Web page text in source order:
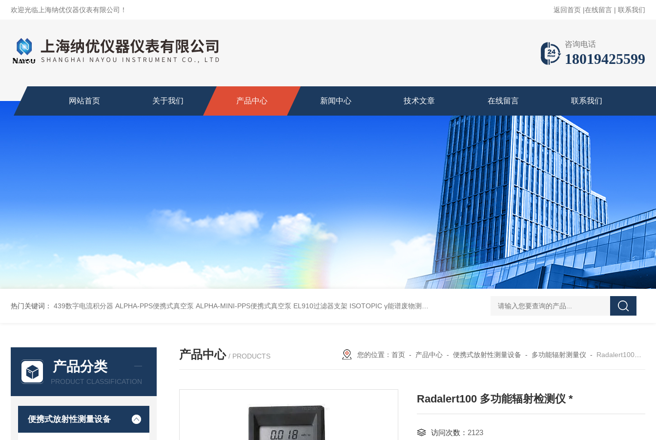
欢迎光临上海纳优仪器仪表有限公司！ 返回首页 |在线留言 | 联系我们
咨询电话
18019425599
网站首页 关于我们 产品中心 新闻中心 技术文章 在线留言 联系我们
热门关键词： 439数字电流积分器 ALPHA-PPS便携式真空泵 ALPHA-MINI-PPS便携式真空泵 EL910过滤器支架 ISOTOPIC γ能谱废物测定 GammaVision伽马能谱分析软件 GammaVision报告生成器
产品分类
PRODUCT CLASSIFICATION
便携式放射性测量设备
产品中心 / PRODUCTS 您的位置： 首页- 产品中心- 便携式放射性测量设备 - 多功能辐射测量仪 - Radalert100Radalert100 多功能辐射检测仪 *
Radalert100 多功能辐射检测仪 *
访问次数： 2123